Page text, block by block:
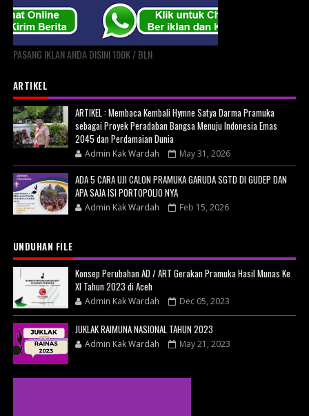
PASANG IKLAN ANDA DISINI 100K / BLN
ARTIKEL
ARTIKEL : Membaca Kembali Hymne Satya Darma Pramuka
sebagai Proyek Peradaban Bangsa Menuju Indonesia Emas
2045 dan Perdamaian Dunia
Admin Kak Wardah May 31, 2026
ADA 5 CARA UJI CALON PRAMUKA GARUDA SGTD DI GUDEP DAN
APA SAJA ISI PORTOPOLIO NYA
Admin Kak Wardah Feb 15, 2026
UNDUHAN FILE
Konsep Perubahan AD / ART Gerakan Pramuka Hasil Munas Ke
XI Tahun 2023 di Aceh
Admin Kak Wardah Dec 05, 2023
JUKLAK RAIMUNA NASIONAL TAHUN 2023
Admin Kak Wardah May 21, 2023